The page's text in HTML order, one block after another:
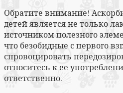
Обратите внимание!
детей является не только
источником полезного
что безобидные с первого
спровоцировать
относитесь к ее
ответственно.